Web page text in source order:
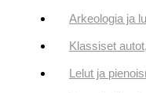
Arkeologia ja
Klassiset
Lelut ja